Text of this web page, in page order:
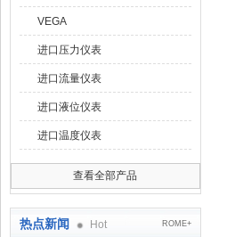
VEGA
进口压力仪表
进口流量仪表
进口液位仪表
进口温度仪表
查看全部产品
热点新闻 Hot ROME+